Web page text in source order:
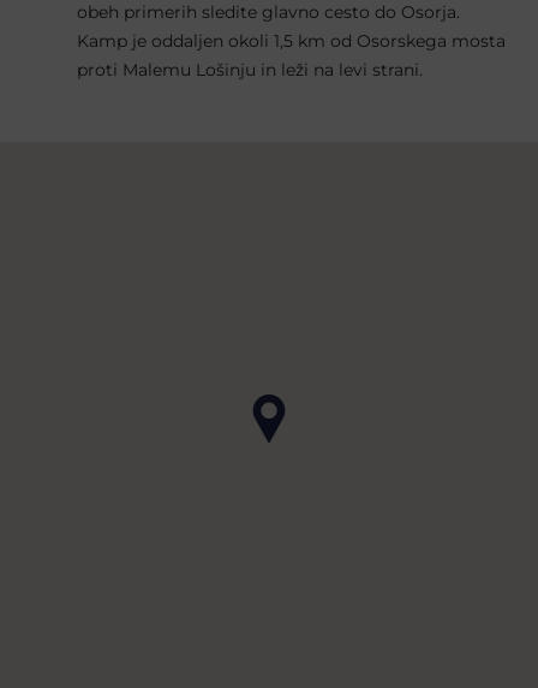
obeh primerih sledite glavno cesto do Osorja.
Kamp je oddaljen okoli 1,5 km od Osorskega mosta
proti Malemu Lošinju in leži na levi strani.